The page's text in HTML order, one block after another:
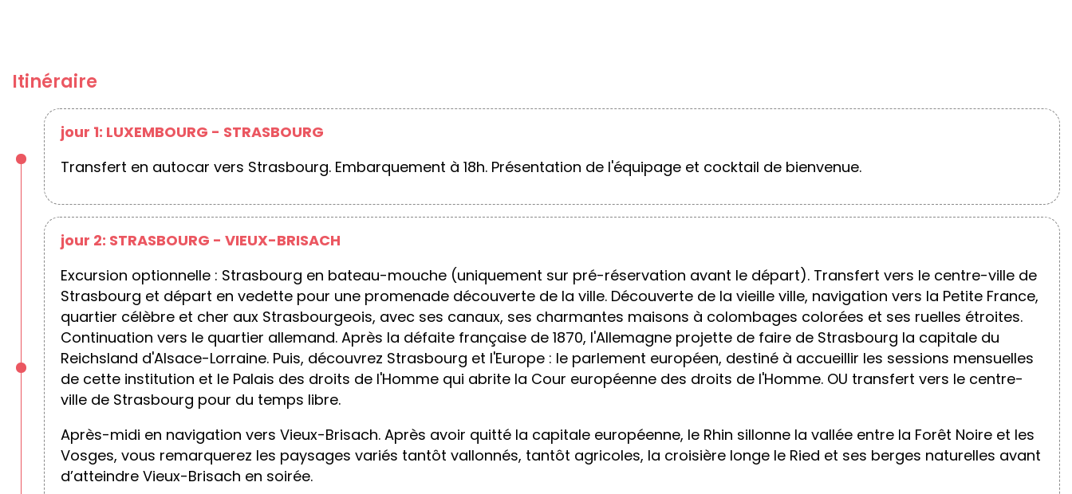
Itinéraire
jour 1: LUXEMBOURG - STRASBOURG
Transfert en autocar vers Strasbourg. Embarquement à 18h. Présentation de l'équipage et cocktail de bienvenue.
jour 2: STRASBOURG - VIEUX-BRISACH
Excursion optionnelle : Strasbourg en bateau-mouche (uniquement sur pré-réservation avant le départ). Transfert vers le centre-ville de
Strasbourg et départ en vedette pour une promenade découverte de la ville. Découverte de la vieille ville, navigation vers la Petite France,
quartier célèbre et cher aux Strasbourgeois, avec ses canaux, ses charmantes maisons à colombages colorées et ses ruelles étroites.
Continuation vers le quartier allemand. Après la défaite française de 1870, l'Allemagne projette de faire de Strasbourg la capitale du
Reichsland d'Alsace-Lorraine. Puis, découvrez Strasbourg et l'Europe : le parlement européen, destiné à accueillir les sessions mensuelles
de cette institution et le Palais des droits de l'Homme qui abrite la Cour européenne des droits de l'Homme. OU transfert vers le centre-
ville de Strasbourg pour du temps libre.
Après-midi en navigation vers Vieux-Brisach. Après avoir quitté la capitale européenne, le Rhin sillonne la vallée entre la Forêt Noire et les
Vosges, vous remarquerez les paysages variés tantôt vallonnés, tantôt agricoles, la croisière longe le Ried et ses berges naturelles avant
d’atteindre Vieux-Brisach en soirée.